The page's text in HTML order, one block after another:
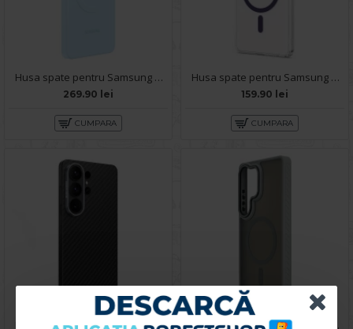
Husa spate pentru Samsung Galaxy S26 Ultra Silicon Magnet Case - Sky Blue
269.90 lei
CUMPARA
Husa spate pentru Samsung Galaxy S26 Ultra Berlia Sheen Magsafe - Transparent/Mov
159.90 lei
CUMPARA
Husa spate pentru Samsung Galaxy S26 Ultra Keephone Kevilar Magsafe - Negru Husa spate pentru Samsung Galaxy S26 Ultra Matte Case Magsafe - Semitransparent/Gri